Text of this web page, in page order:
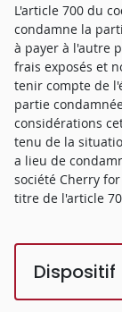
L'article 700 du
condamne la
à payer à l'autre
frais exposés et
tenir compte de
partie
considérations
tenu de la
a lieu de
société Cherry
titre de l'article
Dispositif